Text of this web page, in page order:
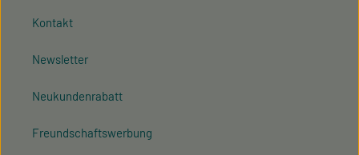
Kontakt
Newsletter
Neukundenrabatt
Freundschaftswerbung